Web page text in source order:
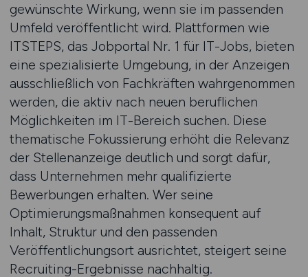
gewünschte Wirkung, wenn sie im passenden
Umfeld veröffentlicht wird. Plattformen wie
ITSTEPS, das Jobportal Nr. 1 für IT-Jobs, bieten
eine spezialisierte Umgebung, in der Anzeigen
ausschließlich von Fachkräften wahrgenommen
werden, die aktiv nach neuen beruflichen
Möglichkeiten im IT-Bereich suchen. Diese
thematische Fokussierung erhöht die Relevanz
der Stellenanzeige deutlich und sorgt dafür,
dass Unternehmen mehr qualifizierte
Bewerbungen erhalten. Wer seine
Optimierungsmaßnahmen konsequent auf
Inhalt, Struktur und den passenden
Veröffentlichungsort ausrichtet, steigert seine
Recruiting-Ergebnisse nachhaltig.